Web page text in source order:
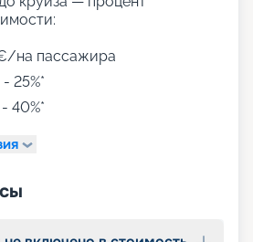
на пассажира
25%*
40%*